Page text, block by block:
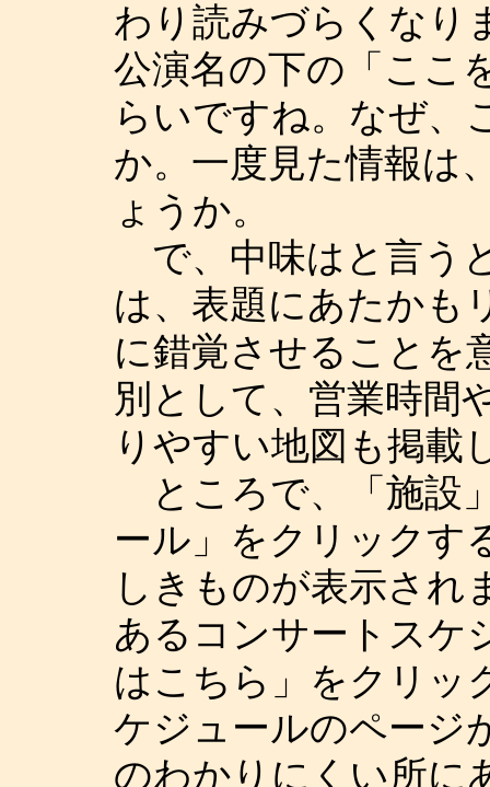
わり読みづらくなり
公演名の下の「ここ
らいですね。なぜ、
か。一度見た情報は
ょうか。
で、中味はと言う
は、表題にあたかも
に錯覚させることを
別として、営業時間
りやすい地図も掲載
ところで、「施設
ール」をクリックす
しきものが表示され
あるコンサートスケ
はこちら」をクリッ
ケジュールのページ
のわかりにくい所に